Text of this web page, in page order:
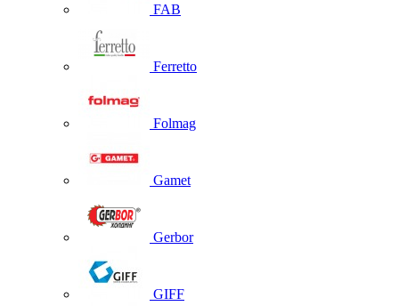
FAB
Ferretto
Folmag
Gamet
Gerbor
GIFF